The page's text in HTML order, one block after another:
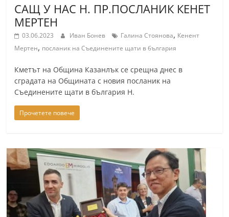
САЩ У НАС Н. ПР.ПОСЛАНИК КЕНЕТ
МЕРТЕН
03.06.2023 Иван Бонев Галина Стоянова, Кенент
Мертен, посланик на Съединените щати в българия
Кметът на Община Казанлък се срещна днес в
сградата на Общината с новия посланик на
Съединените щати в българия Н.
Прочетете повече